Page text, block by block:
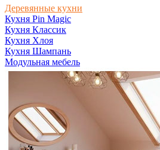
Деревянные кухни
Кухня Pin Magic
Кухня Классик
Кухня Хлоя
Кухня Шампань
Модульная мебель